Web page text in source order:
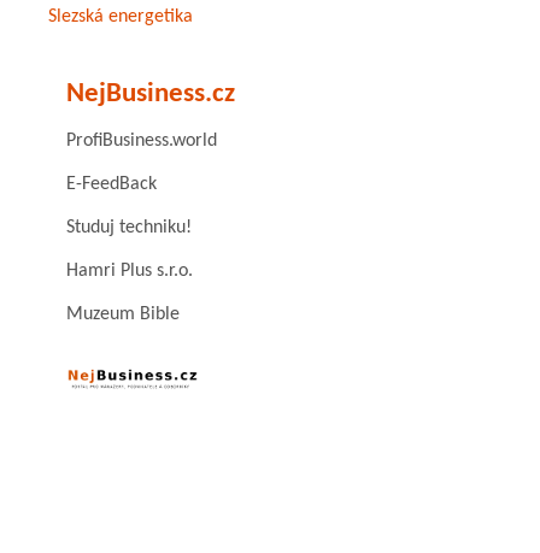
Slezská energetika
NejBusiness.cz
ProfiBusiness.world
E-FeedBack
Studuj techniku!
Hamri Plus s.r.o.
Muzeum Bible